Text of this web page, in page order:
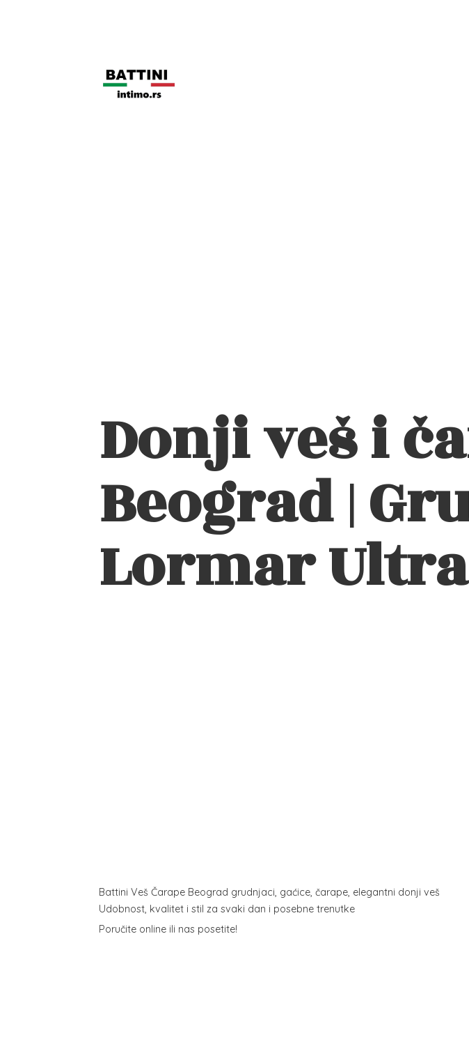
Donji veš i
Beograd |
Lormar
Battini Veš Čarape Beograd grudnjaci, gaćice, čarape, elegantni donji veš
Udobnost, kvalitet i stil za svaki dan i posebne trenutke
Poručite online ili nas posetite!